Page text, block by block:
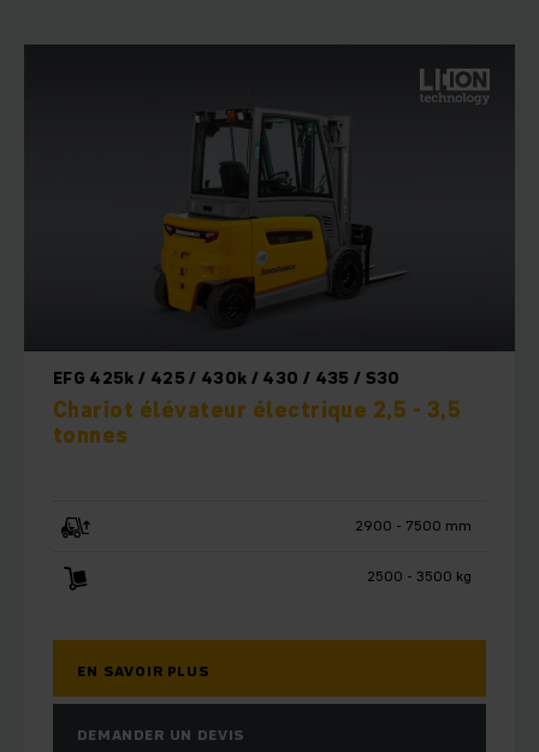
EFG 425k / 425 / 430k / 430 / 435 / S30
Chariot élévateur électrique 2,5 - 3,5
tonnes
2900 - 7500 mm
2500 - 3500 kg
EN SAVOIR PLUS
DEMANDER UN DEVIS